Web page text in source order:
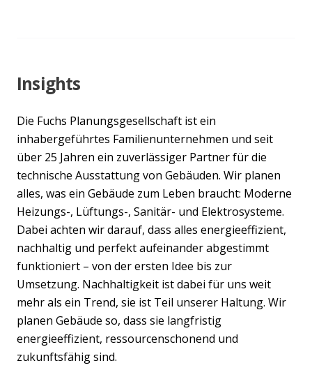
Insights
Die Fuchs Planungsgesellschaft ist ein
inhabergeführtes Familienunternehmen und seit
über 25 Jahren ein zuverlässiger Partner für die
technische Ausstattung von Gebäuden. Wir planen
alles, was ein Gebäude zum Leben braucht: Moderne
Heizungs-, Lüftungs-, Sanitär- und Elektrosysteme.
Dabei achten wir darauf, dass alles energieeffizient,
nachhaltig und perfekt aufeinander abgestimmt
funktioniert – von der ersten Idee bis zur
Umsetzung. Nachhaltigkeit ist dabei für uns weit
mehr als ein Trend, sie ist Teil unserer Haltung. Wir
planen Gebäude so, dass sie langfristig
energieeffizient, ressourcenschonend und
zukunftsfähig sind.